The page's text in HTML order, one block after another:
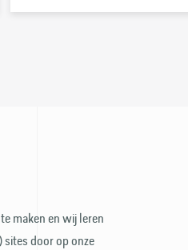
maken en wij leren
sites door op onze